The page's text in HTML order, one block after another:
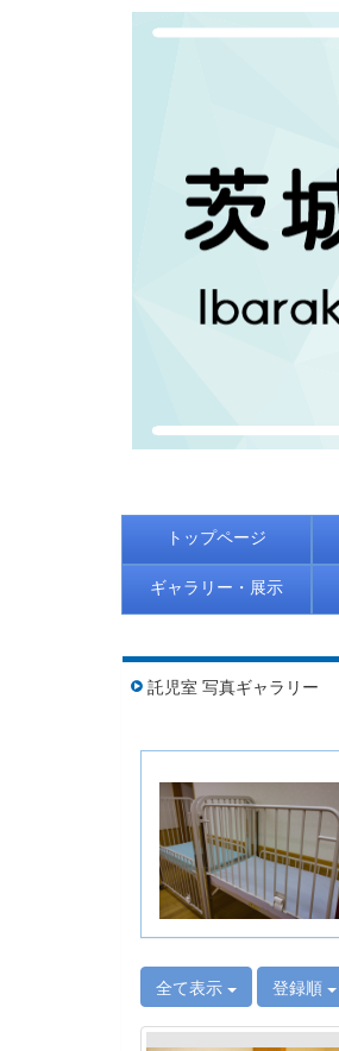
トップページ
ギャラリー・展示
託児室 写真ギャラリー
全て表示 登録順